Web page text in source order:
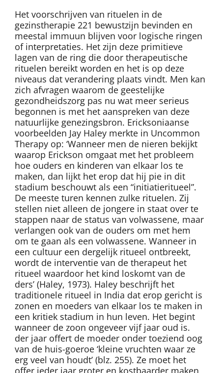
Het voorschrijven van rituelen in de
gezinstherapie 221 bewustzijn bevinden en
meestal immuun blijven voor logische ringen
of interpretaties. Het zijn deze primitieve
lagen van de ring die door therapeutische
rituelen bereikt worden en het is op deze
niveaus dat verandering plaats vindt. Men kan
zich afvragen waarom de geestelijke
gezondheidszorg pas nu wat meer serieus
begonnen is met het aanspreken van deze
natuurlijke genezingsbron. Ericksoniaanse
voorbeelden Jay Haley merkte in Uncommon
Therapy op: ‘Wanneer men de nieren bekijkt
waarop Erickson omgaat met het probleem
hoe ouders en kinderen van elkaar los te
maken, dan lijkt het erop dat hij pie in dit
stadium beschouwt als een “initiatieritueel”.
De meeste turen kennen zulke rituelen. Zij
stellen niet alleen de jongere in staat over te
stappen naar de status van volwassene, maar
verlangen ook van de ouders om met hem
om te gaan als een volwassene. Wanneer in
een cultuur een dergelijk ritueel ontbreekt,
wordt de interventie van de therapeut het
ritueel waardoor het kind loskomt van de
ders’ (Haley, 1973). Haley beschrijft het
traditionele ritueel in India dat erop gericht is
zonen en moeders van elkaar los te maken in
een kritiek stadium in hun leven. Het begint
wanneer de zoon ongeveer vijf jaar oud is.
der jaar offert de moeder onder toeziend oog
van de huis-goeroe ‘kleine vruchten waar ze
erg veel van houdt’ (blz. 255). Ze moet het
offer ieder jaar groter en kostbaarder maken,